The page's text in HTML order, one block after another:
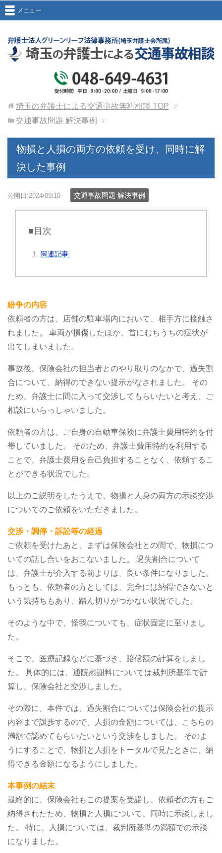
メニュー
埼玉の弁護士による交通事故無料相談 TOP
交通事故問題 解決事例
物損と人損の両方の依頼を受け、同時に解
決した事例
公開日:2024/09/10 交通事故問題 解決事例
■目次
関連記事:
紛争の内容
依頼者の方は、店舗の駐車場内において、相手方に接触さ
れました。
車両が損傷したほか、首にむちうちの症状が
出てしまいました。
事故後、保険会社の担当者とのやり取りのなかで、過失割
合について、納得のできない提示がなされました。
その
ため、弁護士に間に入って交渉してもらいたいと考え、ご
相談にいらっしゃいました。
依頼者の方は、ご自身の自動車保険に弁護士費用特約を付
帯していました。
そのため、弁護士費用特約を利用する
ことで、弁護士費用を自己負担することなく、依頼するこ
とができる状況でした。
以上のご説明をしたうえで、物損と人身の両方の示談交渉
についてのご依頼をいただきました。
交渉・調停・訴訟等の経過
ご依頼を受けたあと、まずは保険会社との間で、物損につ
いての話し合いをおこないました。
過失割合について
は、弁護士が介入する前よりは、良い条件になりました。
もっとも、依頼者の方としては、完全には納得できないと
いう気持ちもあり、踏ん切りがつかない状況でした。
そのような中で、怪我についても、症状固定に至りまし
た。
そこで、医療記録などに基づき、賠償額の計算をしまし
た。
具体的には、通院慰謝料については裁判所基準で計
算し、保険会社と交渉しました。
その際に、本件では、過失割合については保険会社の提示
内容まで譲歩するので、人損の金額については、こちらの
満額で認めてもらいたいという交渉をしました。
そのよ
うにすることで、物損と人損をトータルで見たときに、納
得できる金額になるようにしました。
本事例の結末
最終的に、保険会社もこの提案を受諾し、依頼者の方もご
納得されたため、物損と人損について、同時に示談しまし
た。
特に、人損については、裁判所基準の満額での示談
になりました。